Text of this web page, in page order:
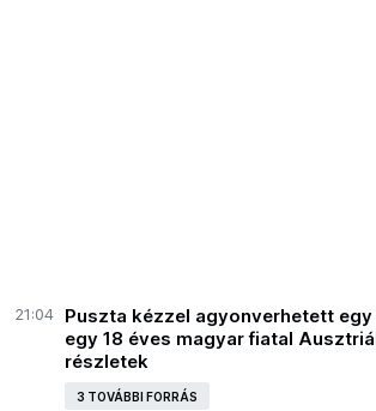
21:04
Puszta kézzel agyonverhetett
egy 18 éves magyar fiatal
részletek
3 TOVÁBBI FORRÁS